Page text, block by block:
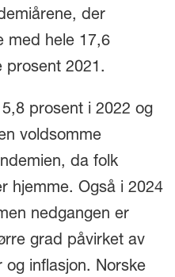
der
med hele 17,6
prosent 2021.
prosent i 2022 og
voldsomme
da folk
hjemme. Også i 2024
nedgangen er
grad påvirket av
inflasjon. Norske